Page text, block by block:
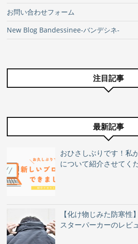
お問い合わせフォーム
New Blog Bandessinee-バンデシネ-
注目記事
最新記事
おひさしぶりです！私
について紹介させてく
【化け物じみた防寒性
スターパーカーのレビ